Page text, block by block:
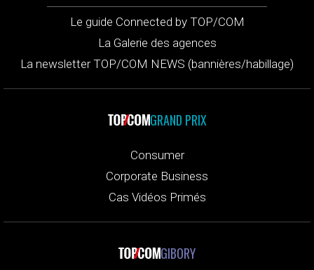
Le guide Connected by TOP/COM
La Galerie des agences
La newsletter TOP/COM NEWS (bannières/habillage)
GRAND PRIX
Consumer
Corporate Business
Cas Vidéos Primés
GIBORY